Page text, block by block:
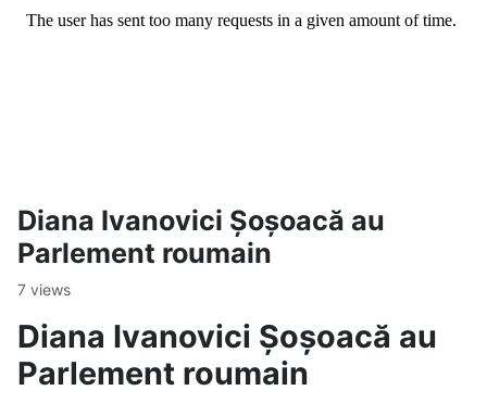
Diana Ivanovici Șoșoacă au
Parlement roumain
7 views
Diana Ivanovici Șoșoacă au
Parlement roumain